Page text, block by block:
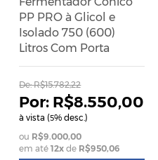
PP PRO à Glicol e
Isolado 750 (600)
Litros Com Porta
R$8.550,00
à vista (5% desc.)
De: R$15.782,22
R$9.000,00
em até12x de R$950,06